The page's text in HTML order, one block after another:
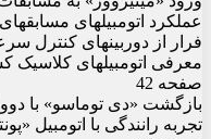
عملکرد اتومبیل‏های
فرار از دوربین‏های کنترل
صفحه 42
بازگشت «دی توماسو» با